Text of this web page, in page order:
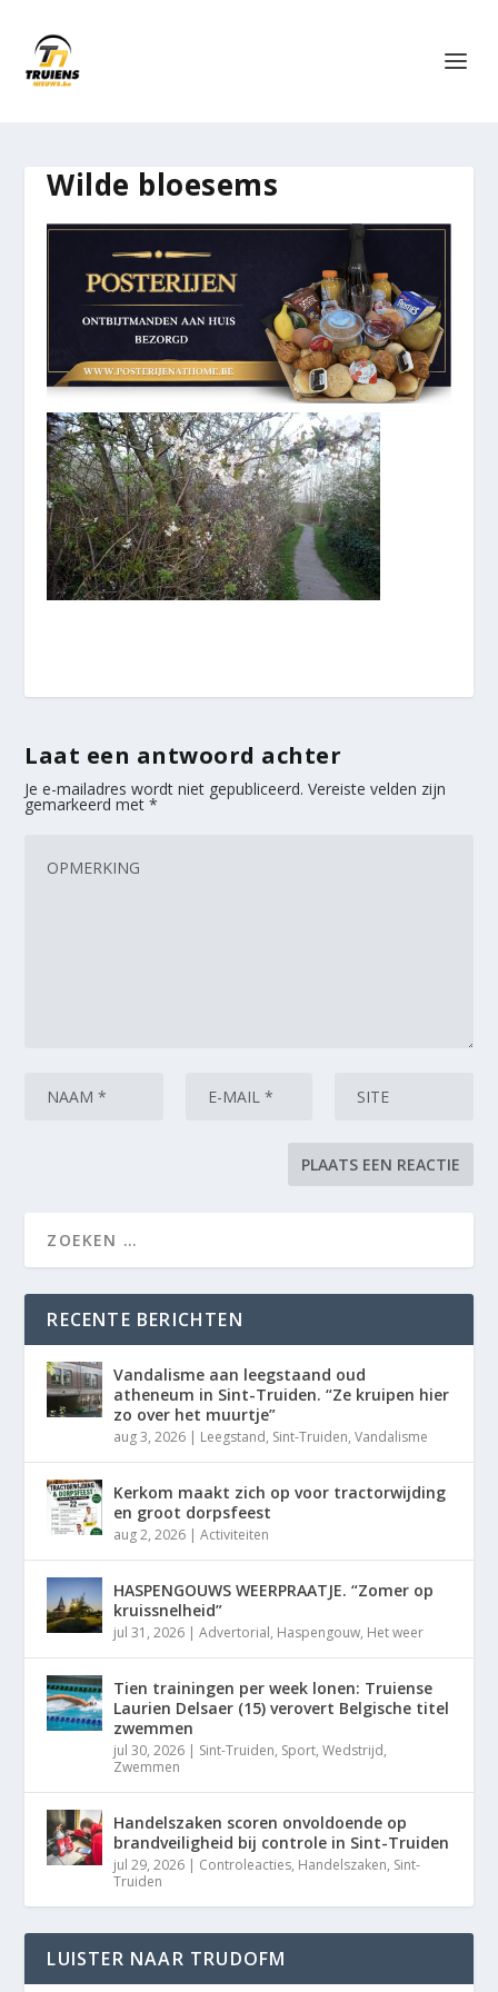
Wilde bloesems
Laat een antwoord achter
Je e-mailadres wordt niet gepubliceerd. Vereiste velden zijn
gemarkeerd met*
RECENTE BERICHTEN
Vandalisme aan leegstaand oud
atheneum in Sint-Truiden. “Ze kruipen hier
zo over het muurtje”
aug 3, 2026 | Leegstand, Sint-Truiden,Vandalisme
Kerkom maakt zich op voor tractorwijding
en groot dorpsfeest
aug 2, 2026 |Activiteiten
HASPENGOUWS WEERPRAATJE. “Zomer op
kruissnelheid”
jul 31, 2026 |Advertorial, Haspengouw, Het weer
Tien trainingen per week lonen: Truiense
Laurien Delsaer (15) verovert Belgische titel
zwemmen
jul 30, 2026 | Sint-Truiden, Sport,Wedstrijd,
Zwemmen
Handelszaken scoren onvoldoende op
brandveiligheid bij controle in Sint-Truiden
jul 29, 2026 | Controleacties, Handelszaken, Sint-
Truiden
LUISTER NAAR TRUDOFM